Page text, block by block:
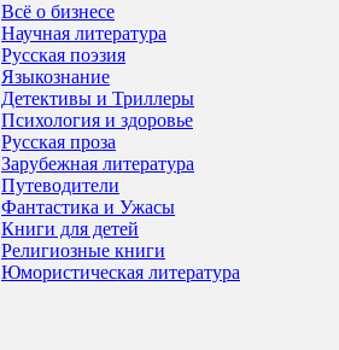
Всё о бизнесе
Научная литература
Русская поэзия
Языкознание
Детективы и Триллеры
Психология и здоровье
Русская проза
Зарубежная литература
Путеводители
Фантастика и Ужасы
Книги для детей
Религиозные книги
Юмористическая литература